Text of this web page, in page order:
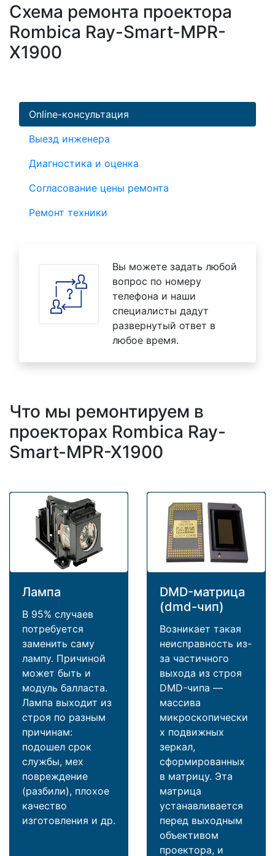
Схема ремонта проектора
Rombica Ray-Smart-MPR-
X1900
Online-консультация
Выезд инженера
Диагностика и оценка
Согласование цены ремонта
Ремонт техники
Вы можете задать любой
вопрос по номеру
телефона и наши
специалисты дадут
развернутый ответ в
любое время.
Что мы ремонтируем в
проекторах Rombica Ray-
Smart-MPR-X1900
Лампа
В 95% случаев
потребуется
заменить саму
лампу. Причиной
может быть и
модуль балласта.
Лампа выходит из
строя по разным
причинам:
подошел срок
службы, мех
повреждение
(разбили), плохое
качество
изготовления и др.
DMD-матрица
(dmd-чип)
Возникает такая
неисправность из-
за частичного
выхода из строя
DMD-чипа —
массива
микроскопически
х подвижных
зеркал,
сформированных
в матрицу. Эта
матрица
устанавливается
перед выходным
объективом
проектора, и